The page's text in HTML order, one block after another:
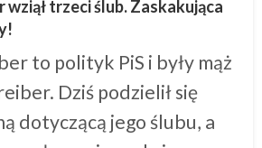
wziął trzeci ślub. Zaskakująca
to polityk PiS i były mąż
Dziś podzielił się
dotyczącą jego ślubu, a